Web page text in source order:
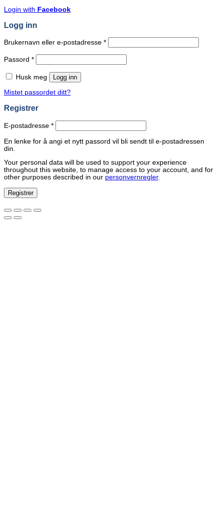
Login with Facebook
Logg inn
Brukernavn eller e-postadresse *Påkrevd
Passord *Påkrevd
Husk meg Logg inn
Mistet passordet ditt?
Registrer
E-postadresse *Påkrevd
En lenke for å angi et nytt passord vil bli sendt til e-postadressen
din.
Your personal data will be used to support your experience
throughout this website, to manage access to your account, and for
other purposes described in our personvernregler.
Registrer